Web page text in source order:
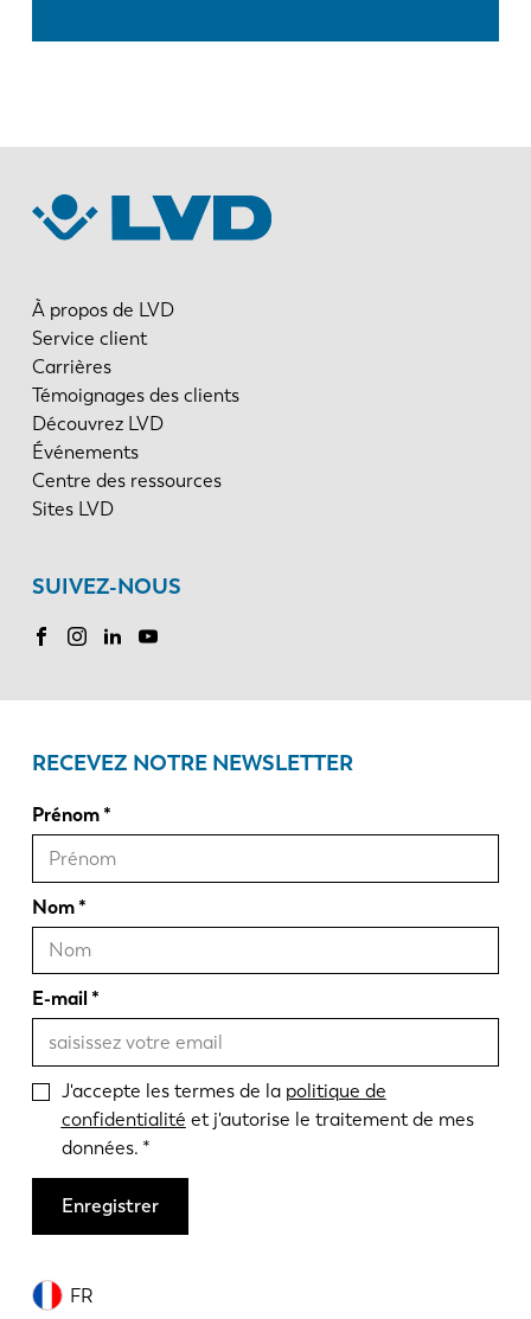
À propos de LVD
Service client
Carrières
Témoignages des clients
Découvrez LVD
Événements
Centre des ressources
Sites LVD
SUIVEZ-NOUS
FR
RECEVEZ NOTRE NEWSLETTER
Prénom
Nom
E-mail
J'accepte les termes de la politique de
confidentialité et j'autorise le traitement de mes
données.
Enregistrer